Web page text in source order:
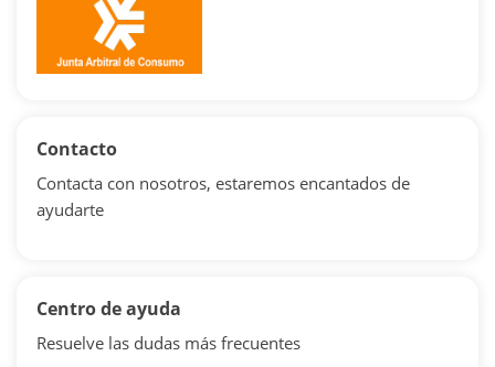
Contacto
Contacta con nosotros, estaremos encantados de
ayudarte
Centro de ayuda
Resuelve las dudas más frecuentes